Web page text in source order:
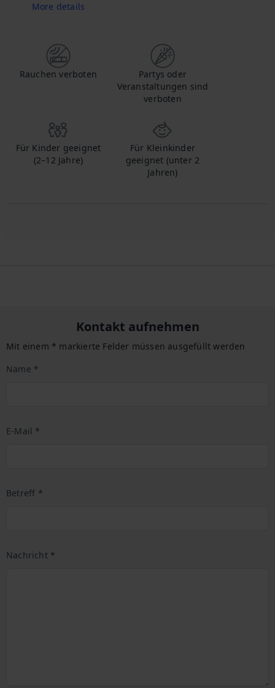
More details
Rauchen verboten
Partys oder
Veranstaltungen sind
verboten
Für Kinder geeignet
(2–12 Jahre)
Für Kleinkinder
geeignet (unter 2
Jahren)
Kontakt aufnehmen
Mit einem * markierte Felder müssen ausgefüllt werden
Name *
E-Mail *
Betreff *
Nachricht *